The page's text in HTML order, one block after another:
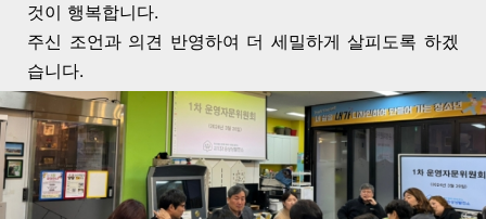
것이 행복합니다.
주신 조언과 의견 반영하여 더 세밀하게 살피도록 하겠
습니다.